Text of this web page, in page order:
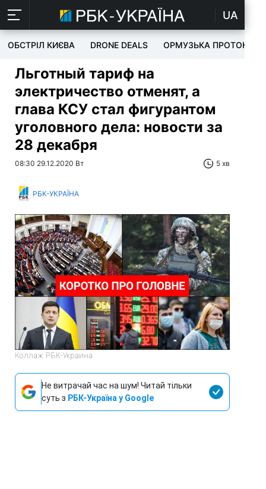
UA
ОБСТРІЛ КИЄВА DRONE DEALS ОРМУЗЬКА ПРОТОКА
Льготный тариф на
электричество отменят, а
глава КСУ стал фигурантом
уголовного дела: новости за
28 декабря
08:30 29.12.2020 Вт 5 хв
РБК-УКРАЇНА
Коллаж РБК-Украина
Не витрачай час на шум! Читай тільки
суть з РБК-Україна у Google